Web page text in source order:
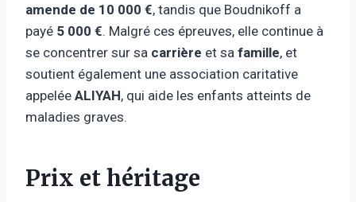
amende de 10 000 €, tandis que Boudnikoff a
payé 5 000 €. Malgré ces épreuves, elle continue à
se concentrer sur sa carrière et sa famille, et
soutient également une association caritative
appelée ALIYAH, qui aide les enfants atteints de
maladies graves.
Prix et héritage